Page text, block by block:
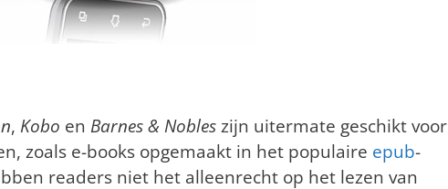
, Kobo en Barnes & Nobles zijn uitermate geschikt voor
zoals e-books opgemaakt in het populaire epub-
readers niet het alleenrecht op het lezen van